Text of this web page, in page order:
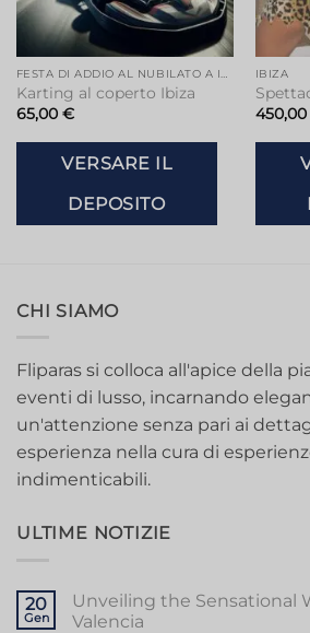
FESTA DI ADDIO AL NUBILATO A IBIZA
Karting al coperto Ibiza
65,00 €
VERSARE IL
DEPOSITO
IBIZA
450,00
CHI SIAMO
Fliparas si colloca all'apice della
eventi di lusso, incarnando
un'attenzione senza pari ai
esperienza nella cura di
indimenticabili.
ULTIME NOTIZIE
20
Gen
Unveiling the Sensational
Valencia